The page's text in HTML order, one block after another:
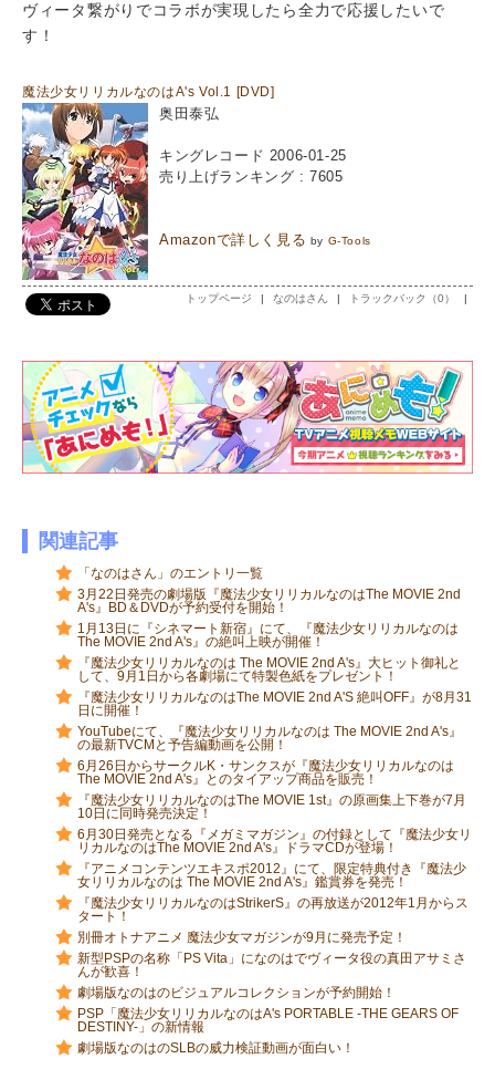
ヴィータ繋がりでコラボが実現したら全力で応援したいで
す！
魔法少女リリカルなのはA's Vol.1 [DVD]
奥田泰弘
キングレコード 2006-01-25
売り上げランキング : 7605
Amazonで詳しく見る by G-Tools
トップページ | なのはさん | トラックバック（0） |
関連記事
「なのはさん」のエントリ一覧
3月22日発売の劇場版『魔法少女リリカルなのはThe MOVIE 2nd
A's』BD＆DVDが予約受付を開始！
1月13日に『シネマート新宿』にて、『魔法少女リリカルなのは
The MOVIE 2nd A's』の絶叫上映が開催！
『魔法少女リリカルなのは The MOVIE 2nd A's』大ヒット御礼と
して、9月1日から各劇場にて特製色紙をプレゼント！
『魔法少女リリカルなのはThe MOVIE 2nd A'S 絶叫OFF』が8月31
日に開催！
YouTubeにて、『魔法少女リリカルなのは The MOVIE 2nd A's』
の最新TVCMと予告編動画を公開！
6月26日からサークルK・サンクスが『魔法少女リリカルなのは
The MOVIE 2nd A's』とのタイアップ商品を販売！
『魔法少女リリカルなのはThe MOVIE 1st』の原画集上下巻が7月
10日に同時発売決定！
6月30日発売となる『メガミマガジン』の付録として『魔法少女リ
リカルなのはThe MOVIE 2nd A's』ドラマCDが登場！
『アニメコンテンツエキスポ2012』にて、限定特典付き『魔法少
女リリカルなのは The MOVIE 2nd A's』鑑賞券を発売！
『魔法少女リリカルなのはStrikerS』の再放送が2012年1月からス
タート！
別冊オトナアニメ 魔法少女マガジンが9月に発売予定！
新型PSPの名称「PS Vita」になのはでヴィータ役の真田アサミさ
んが歓喜！
劇場版なのはのビジュアルコレクションが予約開始！
PSP「魔法少女リリカルなのはA's PORTABLE -THE GEARS OF
DESTINY-」の新情報
劇場版なのはのSLBの威力検証動画が面白い！